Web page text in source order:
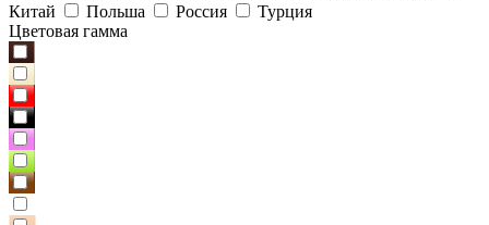
Китай
Польша Россия
Турция
Цветовая гамма